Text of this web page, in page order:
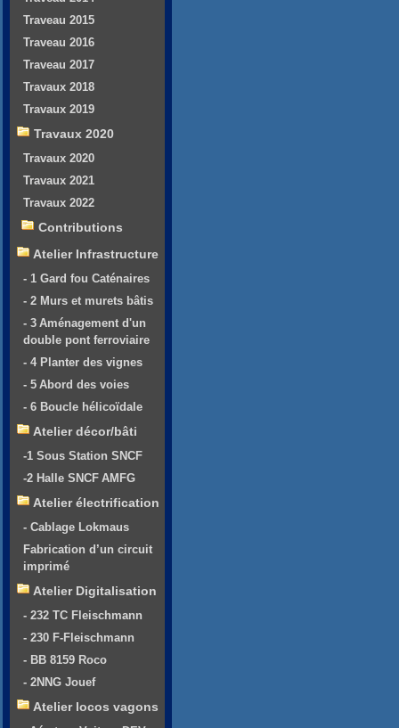
Traveau 2015
Traveau 2016
Traveau 2017
Travaux 2018
Travaux 2019
Travaux 2020
Travaux 2020
Travaux 2021
Travaux 2022
Contributions
Atelier Infrastructure
- 1 Gard fou Caténaires
- 2 Murs et murets bâtis
- 3 Aménagement d'un
double pont ferroviaire
- 4 Planter des vignes
- 5 Abord des voies
- 6 Boucle hélicoïdale
Atelier décor/bâti
-1 Sous Station SNCF
-2 Halle SNCF AMFG
Atelier électrification
- Cablage Lokmaus
Fabrication d’un circuit
imprimé
Atelier Digitalisation
- 232 TC Fleischmann
- 230 F-Fleischmann
- BB 8159 Roco
- 2NNG Jouef
Atelier locos vagons